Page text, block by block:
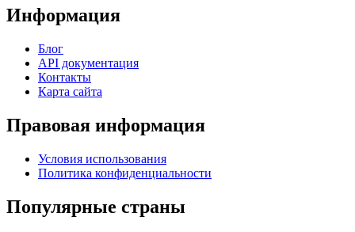
Информация
Блог
API документация
Контакты
Карта сайта
Правовая информация
Условия использования
Политика конфиденциальности
Популярные страны